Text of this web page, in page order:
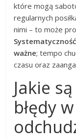
które mogą
regularnych
nimi – to może
ważne; tempo
czasu oraz
Jakie
błędy